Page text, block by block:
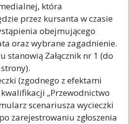
która
przez kursanta w czasie
obejmującego
oraz wybrane zagadnienie.
stanowią Załącznik nr 1 (do
(zgodnego z efektami
„Przewodnictwo
scenariusza wycieczki
zarejestrowaniu zgłoszenia